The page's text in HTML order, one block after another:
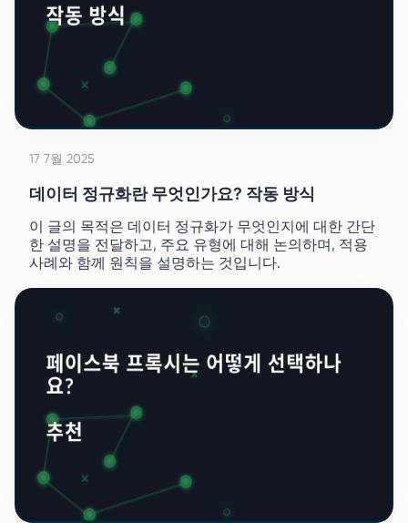
17 7월 2025
데이터 정규화란 무엇인가요? 작동 방식
이 글의 목적은 데이터 정규화가 무엇인지에 대한 간단
한 설명을 전달하고, 주요 유형에 대해 논의하며, 적용
사례와 함께 원칙을 설명하는 것입니다.